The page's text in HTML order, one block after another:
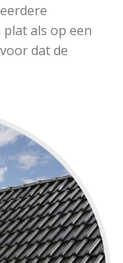
als op een
dat de